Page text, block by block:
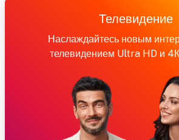
Телевидение
Наслаждайтесь новым
телевидением Ultra HD и